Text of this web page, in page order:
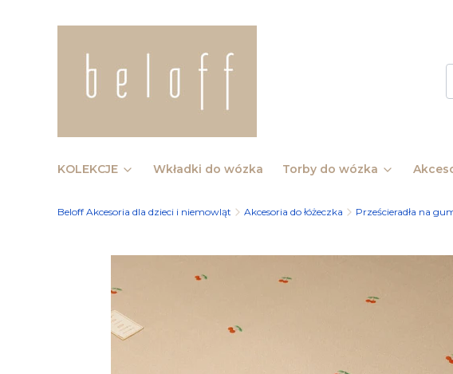
KOLEKCJE Wkładki do wózka Torby do wózka
Beloff Akcesoria dla dzieci i niemowląt Akcesoria do łóżeczka Prześcieradła na